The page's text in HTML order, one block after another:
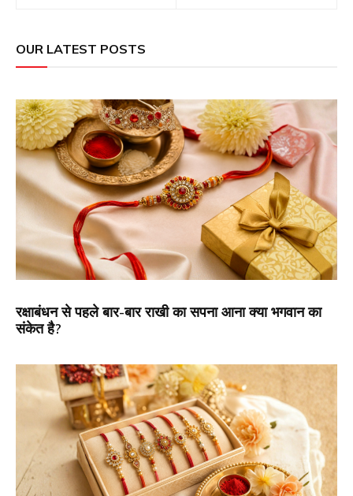
OUR LATEST POSTS
रक्षाबंधन से पहले बार-बार राखी का सपना आना क्या भगवान का
संकेत है?